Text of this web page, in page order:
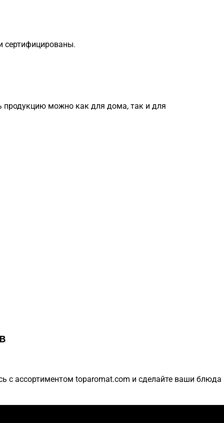
сертифицированы.
продукцию можно как для дома, так и для
с ассортиментом toparomat.com и сделайте ваши блюда